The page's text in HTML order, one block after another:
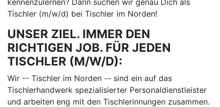
kennenzulernen? Dann suchen wir genau Dich als
Tischler (m/w/d) bei Tischler im Norden!
UNSER ZIEL. IMMER DEN
RICHTIGEN JOB. FÜR JEDEN
TISCHLER (M/W/D):
Wir -- Tischler im Norden -- sind ein auf das
Tischlerhandwerk spezialisierter Personaldienstleister
und arbeiten eng mit den Tischlerinnungen zusammen.